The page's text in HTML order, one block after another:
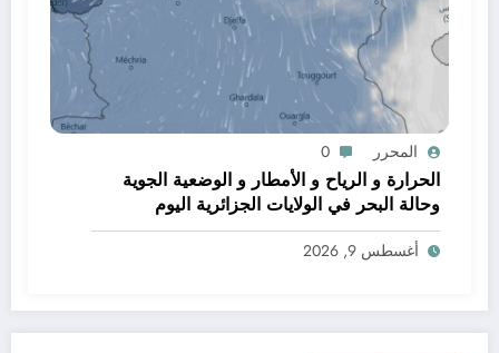
المحرر 0
الحرارة و الرياح و الأمطار و الوضعية الجوية
وحالة البحر في الولايات الجزائرية اليوم
أغسطس 9, 2026